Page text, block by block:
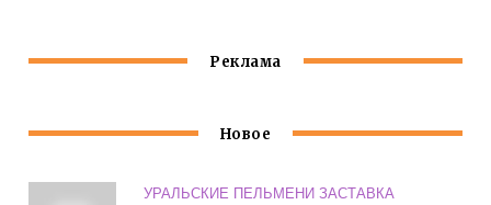
Реклама
Новое
УРАЛЬСКИЕ ПЕЛЬМЕНИ ЗАСТАВКА